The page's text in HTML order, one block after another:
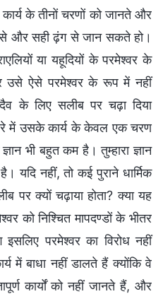
के तीनों चरणों को जानते और
से और सही ढ़ंग से जान सकते हो।
या यहूदियों के परमेश्वर के
उसे ऐसे परमेश्वर के रूप में नहीं
के लिए सलीब पर चढ़ा दिया
में उसके कार्य के केवल एक चरण
भी बहुत कम है। तुम्हारा ज्ञान
यदि नहीं, तो कई पुराने धार्मिक
पर क्यों चढ़ाया होता? क्या यह
को निश्चित मापदण्डों के भीतर
परमेश्वर का विरोध नहीं
में बाधा नहीं डालते हैं क्योंकि वे
कार्यों को नहीं जानते हैं, और